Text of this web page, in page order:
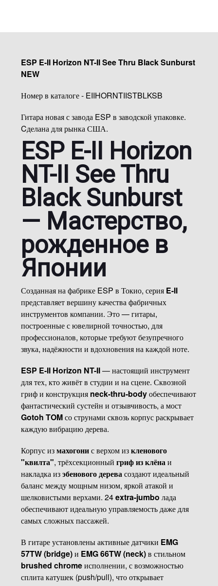
ESP E-II Horizon NT-II See Thru Black Sunburst
NEW
Номер в каталоге - EIIHORNTIISTBLKSB
Гитара новая с завода ESP в заводской упаковке.
Cделана для рынка США.
ESP E-II Horizon
NT-II See Thru
Black Sunburst
— Мастерство,
рожденное в
Японии
Созданная на фабрике ESP в Токио, серия E-II
представляет вершину качества фабричных
инструментов компании. Это — гитары,
построенные с ювелирной точностью, для
профессионалов, которые требуют безупречного
звука, надёжности и вдохновения на каждой ноте.
ESP E-II Horizon NT-II— настоящий инструмент
для тех, кто живёт в студии и на сцене. Сквозной
гриф и конструкция neck-thru-bodyобеспечивают
фантастический сустейн и отзывчивость, а мост
Gotoh TOMсо струнами сквозь корпус раскрывает
каждую вибрацию дерева.
Корпус измахогонис верхом изкленового
"квилта", трёхсекционный гриф из клёнаи
накладка изэбенового деревасоздают идеальный
баланс между мощным низом, яркой атакой и
шелковистыми верхами. 24extra-jumbo лада
обеспечивают идеальную управляемость даже для
самых сложных пассажей.
В гитаре установлены активные датчики EMG
57TW (bridge)и EMG 66TW (neck)в стильном
brushed chromeисполнении, с возможностью
сплита катушек (push/pull), что открывает